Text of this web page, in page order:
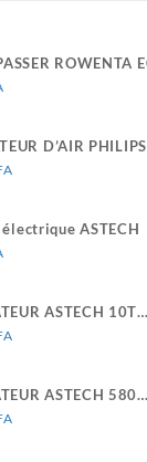
ROWENTA
DW6030D1
D’AIR PHILIPS
333m2/H
ASTECH
ASTECH 10T
ASTECH 580